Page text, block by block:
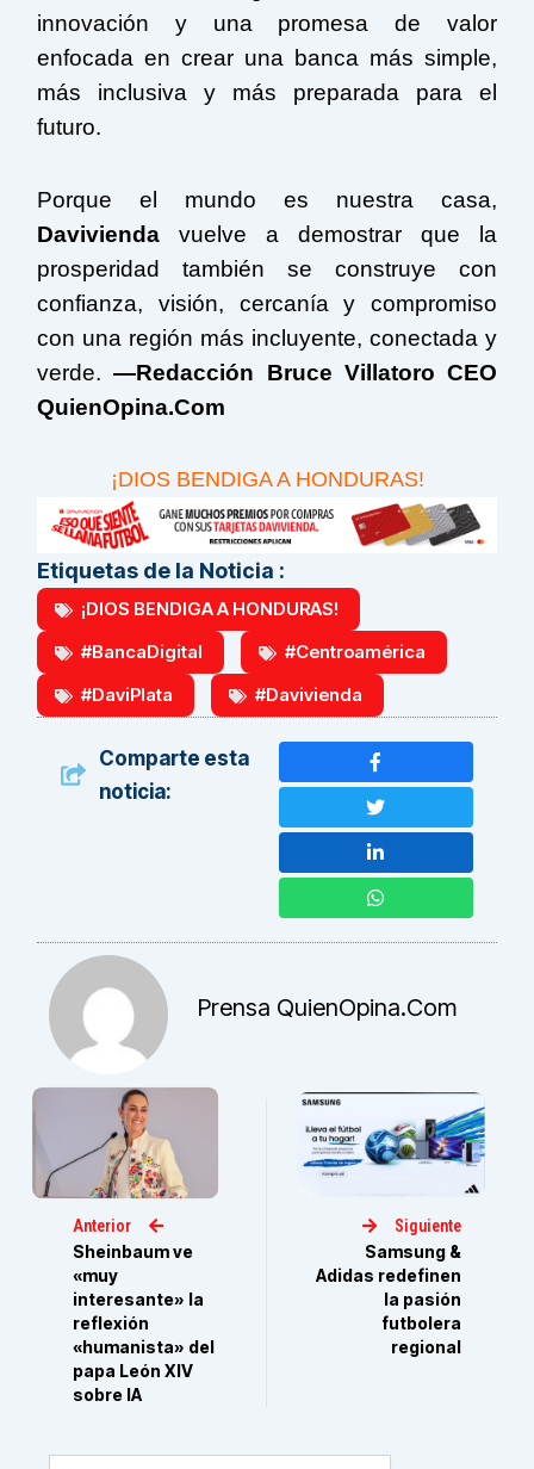
innovación y una promesa de valor
enfocada en crear una banca más simple,
más inclusiva y más preparada para el
futuro.
Porque el mundo es nuestra casa,
Davivienda vuelve a demostrar que la
prosperidad también se construye con
confianza, visión, cercanía y compromiso
con una región más incluyente, conectada y
verde.—Redacción Bruce Villatoro CEO
QuienOpina.Com
¡DIOS BENDIGA A HONDURAS!
Etiquetas de la Noticia :
¡DIOS BENDIGA A HONDURAS!
#BancaDigital
#Centroamérica
#DaviPlata
#Davivienda
Comparte esta
noticia:
Prensa QuienOpina.com
Anterior
Sheinbaum ve
«muy
interesante» la
reflexión
«humanista» del
papa León XIV
sobre IA
Siguiente
Samsung &
Adidas redefinen
la pasión
futbolera
regional